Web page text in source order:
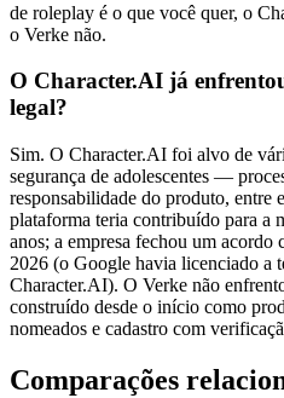
de roleplay é o que você quer, o
o Verke não.
O Character.AI já
legal?
Sim. O Character.AI foi alvo de
segurança de adolescentes —
responsabilidade do produto, entre
plataforma teria contribuído para a
anos; a empresa fechou um
2026 (o Google havia licenciado a
Character.AI). O Verke não
construído desde o início como
nomeados e cadastro com
Comparações